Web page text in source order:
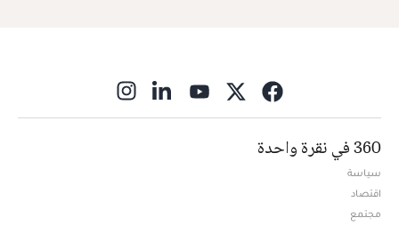
360 في نقرة واحدة
سياسة
اقتصاد
مجتمع